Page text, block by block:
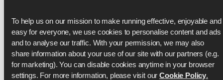
To help us on our mission to make running effective, enjoyable and
easy for everyone, we use cookies to personalise content and ads
and to analyse our traffic. With your permission, we may also
share information about your use of our site with our partners (e.g.
for marketing). You can disable cookies anytime in your browser
settings. For more information, please visit our Cookie Policy.
権など）は、引き続き利用者が保有する。
利用者は、以下の事項に同意し、確認する。
本サービスに関連して、ユーザーが共有、投稿、ま
たは公開したすべてのコンテンツについて、ユーザ